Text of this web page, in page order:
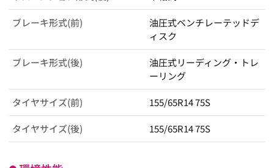
ブレーキ形式(前)
油圧式ベンチレーテッドデ
ィスク
ブレーキ形式(後)
油圧式リーディング・トレ
ーリング
タイヤサイズ(前) 155/65R14 75S
タイヤサイズ(後) 155/65R14 75S